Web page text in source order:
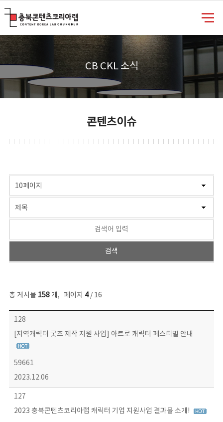
CB CKL 소식
콘텐츠이슈
총 게시물 158개, 페이지 4/ 16
콘텐츠이슈 목록 - 번호, 제목, 작성자, 파일, 조회수, 작성일 정보 제공
128
[지역캐릭터 굿즈 제작 지원 사업] 아트로 캐릭터 페스티벌 안내
59661
2023.12.06
127
2023 충북콘텐츠코리아랩 캐릭터 기업 지원사업 결과물 소개!